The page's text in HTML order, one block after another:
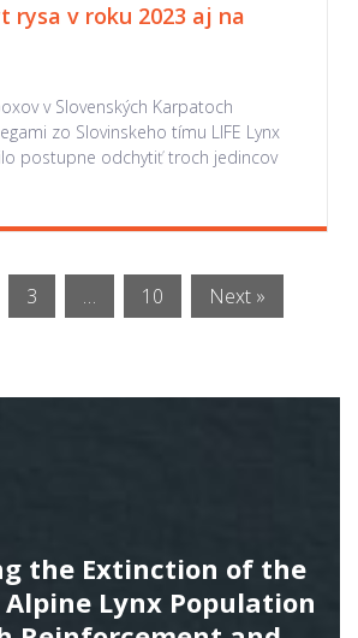
rysa v roku 2023 aj na
v Slovenských Karpatoch
zo Slovinskeho tímu LIFE Lynx
postupne odchytiť troch jedincov
3 … 10 Next »
the Extinction of the
Alpine Lynx Population